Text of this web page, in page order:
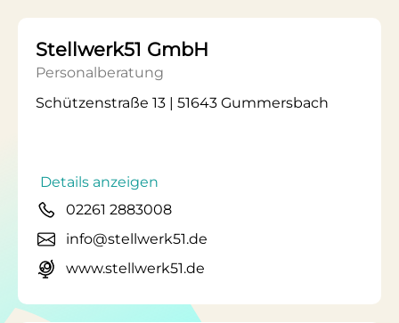
Stellwerk51 GmbH
Personalberatung
Schützenstraße 13 | 51643 Gummersbach
Details anzeigen
02261 2883008
info@stellwerk51.de
www.stellwerk51.de